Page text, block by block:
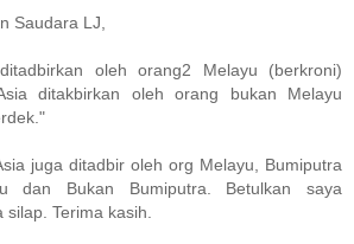
Saudara LJ,
oleh orang2 Melayu (berkroni)
ditakbirkan oleh orang bukan Melayu
juga ditadbir oleh org Melayu, Bumiputra
dan Bukan Bumiputra. Betulkan saya
Terima kasih.